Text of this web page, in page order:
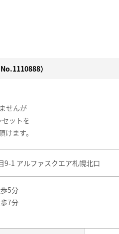
）
せんが
ットを
ます。
9-1 アルファスクエア札幌北口
5分
7分